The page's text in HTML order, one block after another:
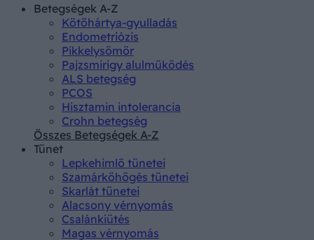
Betegségek A-Z
Kötőhártya-gyulladás
Endometriózis
Pikkelysömör
Pajzsmirigy alulműködés
ALS betegség
PCOS
Hisztamin intolerancia
Crohn betegség
Összes Betegségek A-Z
Tünet
Lepkehimlő tünetei
Szamárköhögés tünetei
Skarlát tünetei
Alacsony vérnyomás
Csalánkiütés
Magas vérnyomás